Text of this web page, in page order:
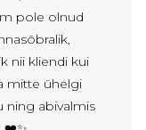
pole olnud
nii kliendi kui
mitte ühelgi
ning abivalmis